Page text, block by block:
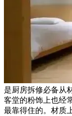
是厨房拆修必备从
客堂的粉饰上也经
最靠得住的。材质